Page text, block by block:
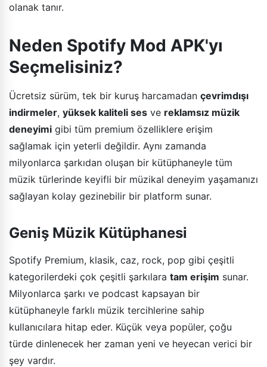
olanak tanır.
Neden Spotify Mod APK'yı
Seçmelisiniz?
Ücretsiz sürüm, tek bir kuruş harcamadan çevrimdışı
indirmeler, yüksek kaliteli ses ve reklamsız müzik
deneyimi gibi tüm premium özelliklere erişim
sağlamak için yeterli değildir. Aynı zamanda
milyonlarca şarkıdan oluşan bir kütüphaneyle tüm
müzik türlerinde keyifli bir müzikal deneyim yaşamanızı
sağlayan kolay gezinebilir bir platform sunar.
Geniş Müzik Kütüphanesi
Spotify Premium, klasik, caz, rock, pop gibi çeşitli
kategorilerdeki çok çeşitli şarkılara tam erişim sunar.
Milyonlarca şarkı ve podcast kapsayan bir
kütüphaneyle farklı müzik tercihlerine sahip
kullanıcılara hitap eder. Küçük veya popüler, çoğu
türde dinlenecek her zaman yeni ve heyecan verici bir
şey vardır.